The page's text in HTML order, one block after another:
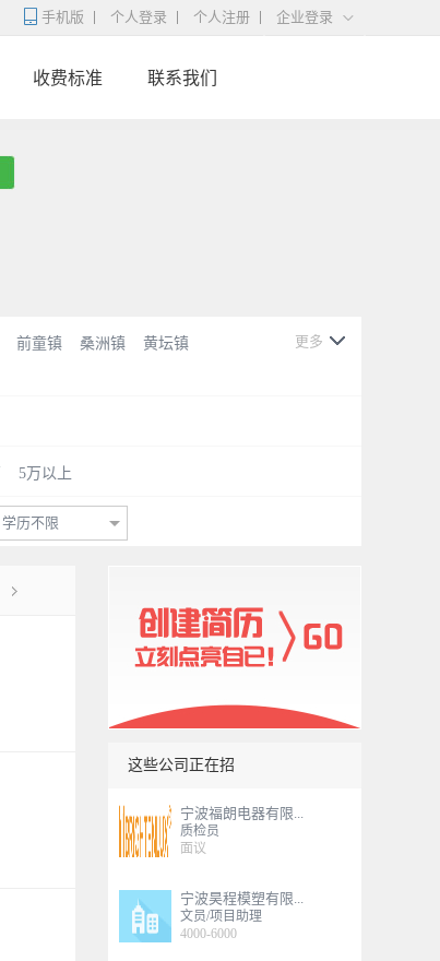
手机版 个人登录 个人注册 企业登录
收费标准 联系我们
前童镇 桑洲镇 黄坛镇 更多
5万以上
学历不限
这些公司正在招
宁波福朗电器有限...
质检员
面议
宁波昊程模塑有限...
文员/项目助理
4000-6000